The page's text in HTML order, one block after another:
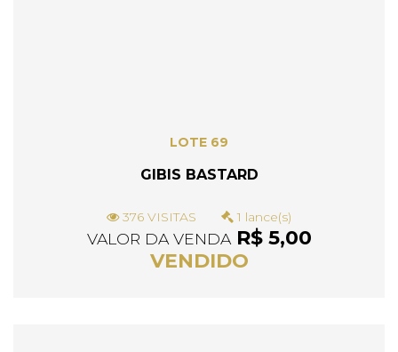
LOTE 69
GIBIS BASTARD
376 VISITAS 1 lance(s)
VALOR DA VENDAR$ 5,00
VENDIDO